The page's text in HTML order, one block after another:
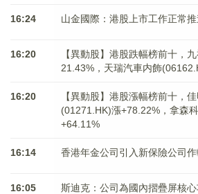
16:24 山金國際：港股上市工作正常推
16:20
【異動股】港股跌幅榜前十，
21.43%，天瑞汽車内飾
16:20
【異動股】港股漲幅榜前十，
(01271.HK)漲+78.22%，拿森
+64.11%
16:14 香港年金公司引入新保險公司
16:05 斯迪克：公司為國內摺疊屏核